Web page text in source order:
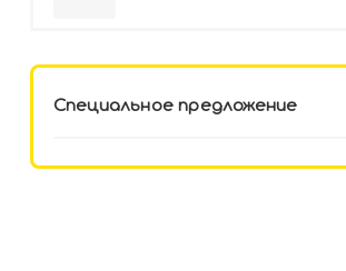
Специальное предложение